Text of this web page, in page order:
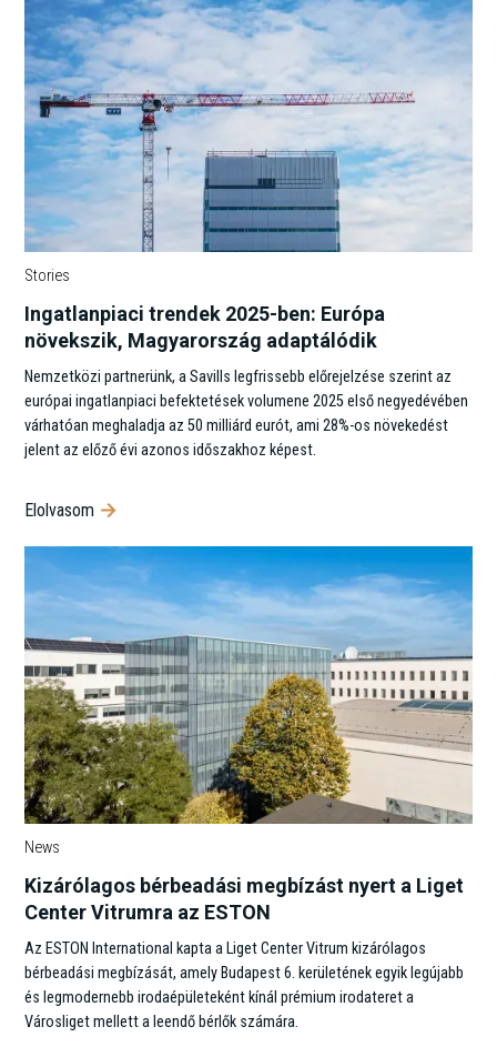
Stories
Ingatlanpiaci trendek 2025-ben: Európa
növekszik, Magyarország adaptálódik
Nemzetközi partnerünk, a Savills legfrissebb előrejelzése szerint az
európai ingatlanpiaci befektetések volumene 2025 első negyedévében
várhatóan meghaladja az 50 milliárd eurót, ami 28%-os növekedést
jelent az előző évi azonos időszakhoz képest.
Elolvasom
News
Kizárólagos bérbeadási megbízást nyert a Liget
Center Vitrumra az ESTON
Az ESTON International kapta a Liget Center Vitrum kizárólagos
bérbeadási megbízását, amely Budapest 6. kerületének egyik legújabb
és legmodernebb irodaépületeként kínál prémium irodateret a
Városliget mellett a leendő bérlők számára.